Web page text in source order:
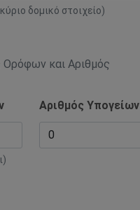
δομικό στοιχείο)
Ορόφων και Αριθμός
Αριθμός Υπογείων